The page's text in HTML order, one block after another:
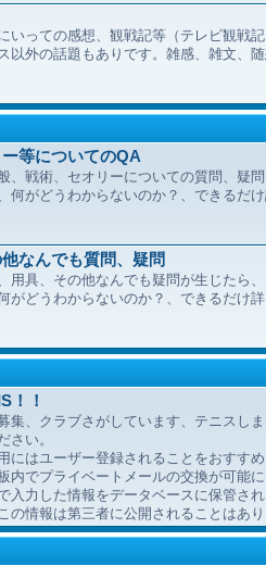
っての感想、観戦記等（テレビ観戦
以外の話題もありです。雑感、雑文、
等についてのQA
、戦術、セオリーについての質問、疑
何がどうわからないのか？、できるだ
なんでも質問、疑問
用具、その他なんでも疑問が生じたら
がどうわからないのか？、できるだけ
！！
集、クラブさがしています、テニスし
さい。
にはユーザー登録されることをおすす
内でプライベートメールの交換が可能
入力した情報をデータベースに保管さ
の情報は第三者に公開されることはあ